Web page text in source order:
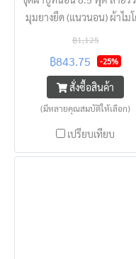
มุมยางยืด (แนวนอน) ผ้าไมโ
เทกซ์ KISS แบบโรงแรม นุ่มลื่
ครอบคลุมทุกความหนาที่นอ
สัมผสเย็น นอนสบาย
฿1,125
฿843.75 -25%
สั่งซื้อสินค้า
(มีหลายคุณสมบัติให้เลือก)
เปรียบเทียบ